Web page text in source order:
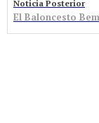
Noticia Posterior